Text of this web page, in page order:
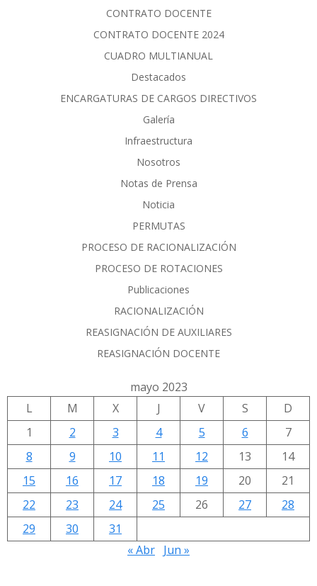
CONTRATO DOCENTE
CONTRATO DOCENTE 2024
CUADRO MULTIANUAL
Destacados
ENCARGATURAS DE CARGOS DIRECTIVOS
Galería
Infraestructura
Nosotros
Notas de Prensa
Noticia
PERMUTAS
PROCESO DE RACIONALIZACIÓN
PROCESO DE ROTACIONES
Publicaciones
RACIONALIZACIÓN
REASIGNACIÓN DE AUXILIARES
REASIGNACIÓN DOCENTE
mayo 2023
L
M X J V S
D
1
2 3 4 5 6
7
8
9 10 11 12 13
14
15
16 17 18 19 20
21
22
23 24 25 26 27
28
29
30
31
« Abr Jun »